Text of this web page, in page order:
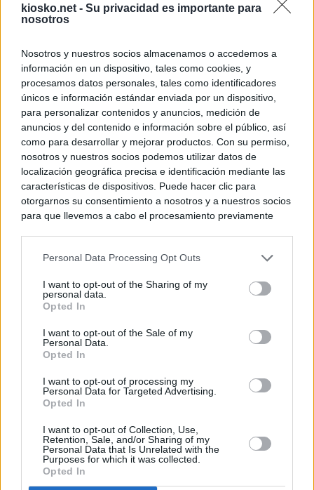
kiosko.net - Su privacidad es importante para
nosotros
Nosotros y nuestros socios almacenamos o accedemos a
información en un dispositivo, tales como cookies, y
procesamos datos personales, tales como identificadores
únicos e información estándar enviada por un dispositivo,
para personalizar contenidos y anuncios, medición de
anuncios y del contenido e información sobre el público, así
como para desarrollar y mejorar productos. Con su permiso,
nosotros y nuestros socios podemos utilizar datos de
localización geográfica precisa e identificación mediante las
características de dispositivos. Puede hacer clic para
otorgarnos su consentimiento a nosotros y a nuestros socios
para que llevemos a cabo el procesamiento previamente
negar su consentimiento. Tenga en cuenta que algún
de su consentimiento, pero usted tiene el derecho de
rechazar tal procesamiento. Sus preferencias se aplicarán
cualquier momento entrando de nuevo en este sitio web o
visitando nuestra política de privacidad.
Personal Data Processing Opt Outs
I want to opt-out of the Sharing of my
personal data.
Opted In
I want to opt-out of the Sale of my
Personal Data.
Opted In
I want to opt-out of processing my
Personal Data for Targeted Advertising.
Opted In
I want to opt-out of Collection, Use,
Retention, Sale, and/or Sharing of my
Personal Data that Is Unrelated with the
Purposes for which it was collected.
Opted In